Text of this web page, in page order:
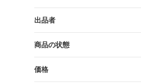
出品者
商品の状態
価格